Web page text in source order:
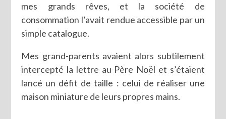
mes grands rêves, et la société de
consommation l’avait rendue accessible par un
simple catalogue.
Mes grand-parents avaient alors subtilement
intercepté la lettre au Père Noël et s’étaient
lancé un défit de taille : celui de réaliser une
maison miniature de leurs propres mains.